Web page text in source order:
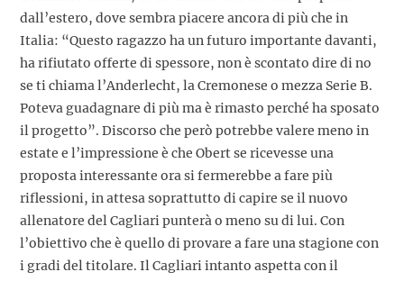
dall’estero, dove sembra piacere ancora di più che in
Italia: “Questo ragazzo ha un futuro importante davanti,
ha rifiutato offerte di spessore, non è scontato dire di no
se ti chiama l’Anderlecht, la Cremonese o mezza Serie B.
Poteva guadagnare di più ma è rimasto perché ha sposato
il progetto”. Discorso che però potrebbe valere meno in
estate e l’impressione è che Obert se ricevesse una
proposta interessante ora si fermerebbe a fare più
riflessioni, in attesa soprattutto di capire se il nuovo
allenatore del Cagliari punterà o meno su di lui. Con
l’obiettivo che è quello di provare a fare una stagione con
i gradi del titolare. Il Cagliari intanto aspetta con il